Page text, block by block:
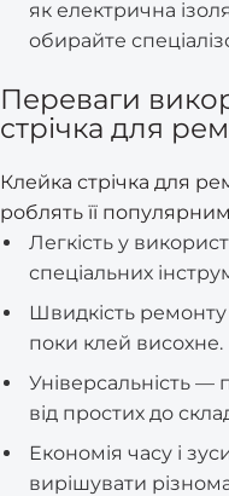
як електрична
обирайте
Переваги
стрічка для
Клейка стрічка для
роблять її
Легкість у
спеціальних
Швидкість
поки клей висохне.
Універсальність —
від простих до
Економія часу і
вирішувати